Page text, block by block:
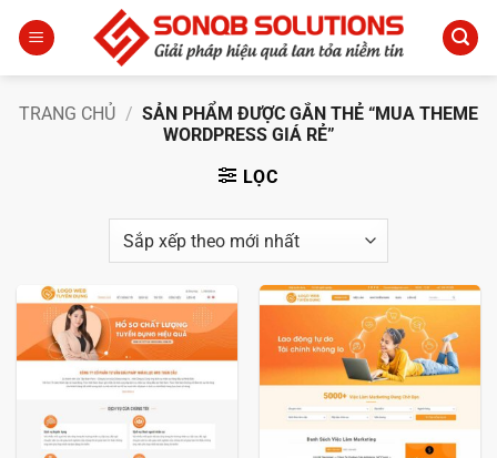
qua
TRANG CHỦ / SẢN PHẨM ĐƯỢC GẮN THẺ “MUA THEME
WORDPRESS GIÁ RẺ”
LỌC